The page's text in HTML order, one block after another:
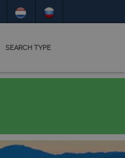
SEARCH TYPE